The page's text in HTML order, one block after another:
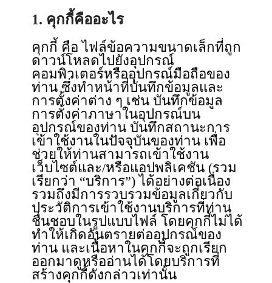
1. คุกกี้คืออะไร
คุกกี้ คือ ไฟล์ข้อความขนาดเล็กที่ถูก
ดาวน์โหลดไปยังอุปกรณ์
คอมพิวเตอร์หรืออุปกรณ์มือถือของ
ท่าน ซึ่งทำหน้าที่บันทึกข้อมูลและ
การตั้งค่าต่าง ๆ เช่น บันทึกข้อมูล
การตั้งค่าภาษาในอุปกรณ์บน
อุปกรณ์ของท่าน บันทึกสถานะการ
เข้าใช้งานในปัจจุบันของท่าน เพื่อ
ช่วยให้ท่านสามารถเข้าใช้งาน
เว็บไซต์และ/หรือแอปพลิเคชัน (รวม
เรียกว่า “บริการ”) ได้อย่างต่อเนื่อง
รวมถึงมีการรวบรวมข้อมูลเกี่ยวกับ
ประวัติการเข้าใช้งานบริการที่ท่าน
ชื่นชอบในรูปแบบไฟล์ โดยคุกกี้ไม่ได้
ทำให้เกิดอันตรายต่ออุปกรณ์ของ
ท่าน และเนื้อหาในคุกกี้จะถูกเรียก
ออกมาดูหรืออ่านได้โดยบริการที่
สร้างคุกกี้ดังกล่าวเท่านั้น